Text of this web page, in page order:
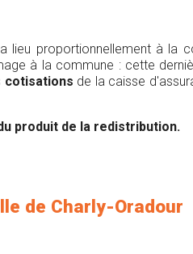
proportionnellement à
à la commune : cette
cotisations de la caisse
produit de la redistribution.
de Charly-Oradour